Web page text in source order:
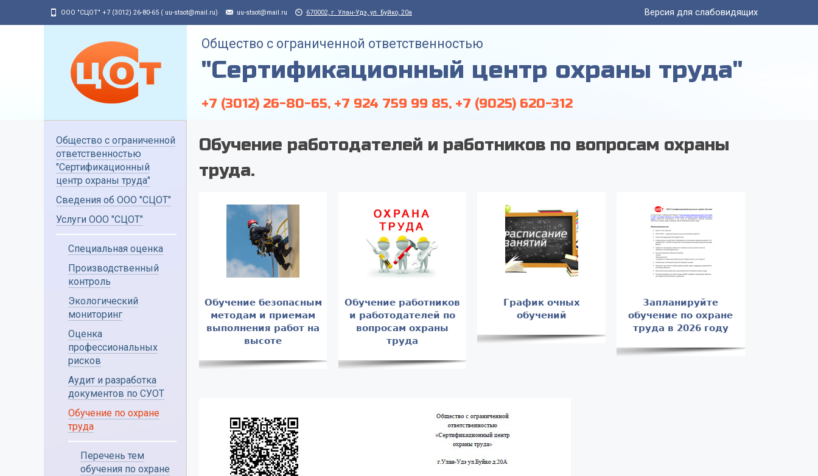
ООО "СЦОТ" +7 (3012) 26-80-65 ( uu-stsot@mail.ru) uu-stsot@mail.ru 670002, г. Улан-Удэ, ул. Буйко, 20а Версия для слабовидящих
Общество с ограниченной ответственностью
"Сертификационный центр охраны труда"
+7 (3012) 26-80-65, +7 924 759 99 85, +7 (9025) 620-312
Общество с ограниченной
ответственностью
"Сертификационный
центр охраны труда"
Сведения об ООО "СЦОТ"
Услуги ООО "СЦОТ"
Специальная оценка
Производственный
контроль
Экологический
мониторинг
Оценка
профессиональных
рисков
Аудит и разработка
документов по СУОТ
Обучение по охране
труда
Перечень тем
обучения по охране
Обучение работодателей и работников по вопросам охраны
труда.
Обучение безопасным
методам и приемам
выполнения работ на
высоте
Обучение работников
и работодателей по
вопросам охраны
труда
График очных
обучений
Запланируйте
обучение по охране
труда в 2026 году